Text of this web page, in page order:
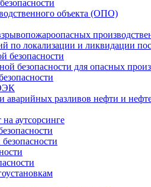
объекта (ОПО)
локализации и ликвидации
безопасности
безопасности для опасных
аварийных разливов нефти и
аутсорсинге